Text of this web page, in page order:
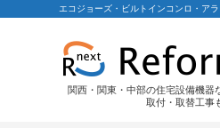
エコジョーズ・ビルトインコンロ・ア
関西・関東・中部の住宅設備機器
取付・取替工事